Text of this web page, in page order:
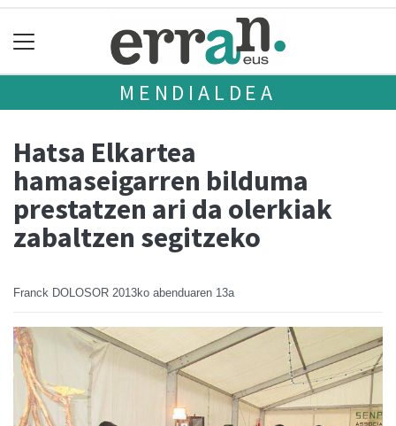
MENDIALDEA
Hatsa Elkartea
hamaseigarren bilduma
prestatzen ari da olerkiak
zabaltzen segitzeko
Franck DOLOSOR 2013ko abenduaren 13a